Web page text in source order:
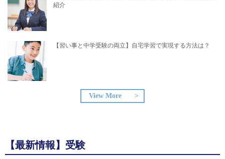
紹介
【習い事と中学受験の両立】自宅学習で実現する方法は？​
View More
【最新情報】受験